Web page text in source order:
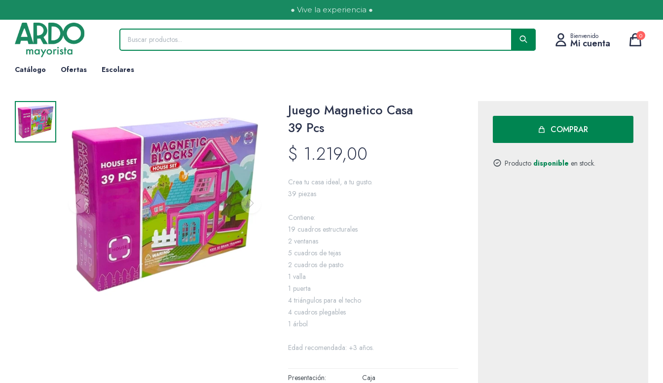
● Vive la experiencia ●
Catálogo Ofertas Escolares
0
Juego Magnetico Casa
39 Pcs
$ 1.219,00
Crea tu casa ideal, a tu gusto.
39 piezas
Contiene:
19 cuadros estructurales
2 ventanas
5 cuadros de tejas
2 cuadros de pasto
1 valla
1 puerta
4 triángulos para el techo
4 cuadros plegables
1 árbol
Edad recomendada: +3 años.
Presentación Caja
COMPRAR
Producto disponible en stock.